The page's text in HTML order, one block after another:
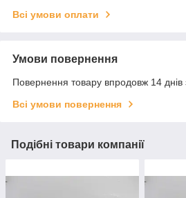
Всі умови оплати
Умови повернення
Повернення товару впродовж 14 днів
Всі умови повернення
Подібні товари компанії